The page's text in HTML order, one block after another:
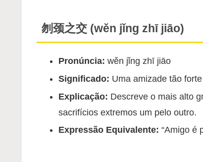
刎颈之交 (wěn jǐng zhī jiāo)
Pronúncia: wěn jǐng zhī jiāo
Significado: Uma amizade tão
Explicação: Descreve o mais alto
sacrifícios extremos um pelo outro.
Expressão Equivalente: “Amigo é